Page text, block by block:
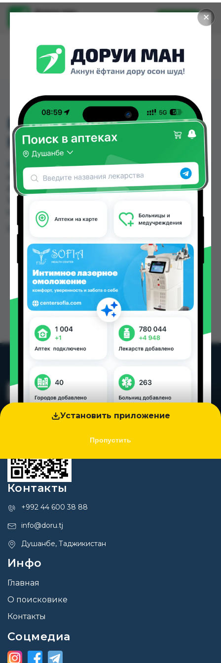
✕
Установить приложение
Пропустить
Доруи ман
Установить
BELLA NOVA CLASSIC
MAXI 10
BELLA NOVA CLASSIC MAXI 10 можно купить или
заказать в аптеках, Аслфарм №1, Аслфарм №3,
Аслфарм №6, Нишон №1, Нишон №3 по цене от
городах Таджикистана
Цена: от14.00 TJS
Контакты
+992 44 600 38 88
info@doru.tj
Душанбе, Таджикистан
Инфо
Главная
О поисковике
Контакты
Соцмедиа